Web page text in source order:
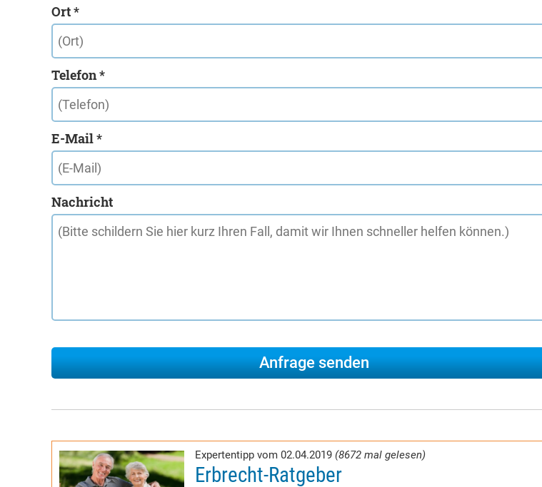
Ort *
Telefon *
E-Mail *
Nachricht
Expertentipp vom 02.04.2019 (8672 mal gelesen)
Erbrecht-Ratgeber